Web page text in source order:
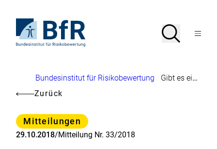
Seiteninhalt
springenStartseite
von
Suche
SucheMenü
Brotkrumennavigation
Bundesinstitut für Risikobewertung
Gibt es ein Gesundheitsrisiko für den Menschen durch Mikroplastik? Mehr Forschung und wissenschaftliche Daten notwendig
Zurück
Kategorie
Mitteilungen
29.10.2018/Mitteilung Nr. 33/2018